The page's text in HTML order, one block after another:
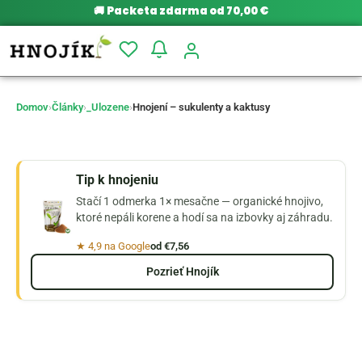
🚚 Packeta zdarma od 70,00 €
Domov›Články› _Ulozene›Hnojení – sukulenty a kaktusy
Tip k hnojeniu
Stačí 1 odmerka 1× mesačne — organické hnojivo,
ktoré nepáli korene a hodí sa na izbovky aj záhradu.
★ 4,9 na Googleod €7,56
Pozrieť Hnojík